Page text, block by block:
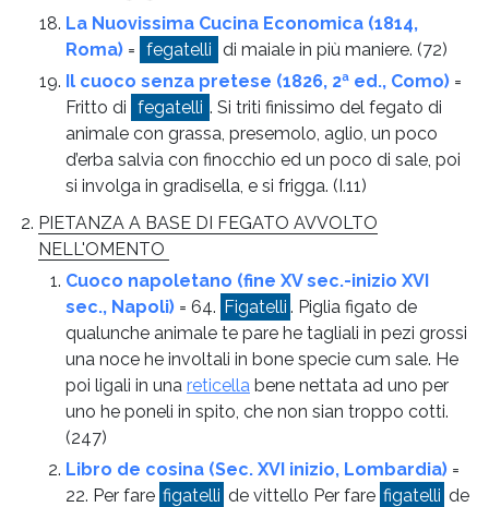
La Nuovissima Cucina Economica (1814,
Roma) = fegatelli di maiale in più maniere. (72)
Il cuoco senza pretese (1826, 2ª ed., Como) =
Fritto di fegatelli . Si triti finissimo del fegato di
animale con grassa, presemolo, aglio, un poco
d’erba salvia con finocchio ed un poco di sale, poi
si involga in gradisella, e si frigga. (I.11)
PIETANZA A BASE DI FEGATO AVVOLTO
NELL'OMENTO
Cuoco napoletano (fine XV sec.-inizio XVI
sec., Napoli) = 64. Figatelli . Piglia figato de
qualunche animale te pare he tagliali in pezi grossi
una noce he involtali in bone specie cum sale. He
poi ligali in una reticella bene nettata ad uno per
uno he poneli in spito, che non sian troppo cotti.
(247)
Libro de cosina (Sec. XVI inizio, Lombardia) =
22. Per fare figatelli de vittello Per fare figatelli de